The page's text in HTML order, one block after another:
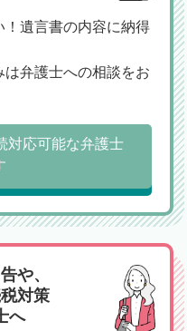
遺言書の内容に納得
弁護士への相談をお
対応可能な弁護士
や、
対策
へ